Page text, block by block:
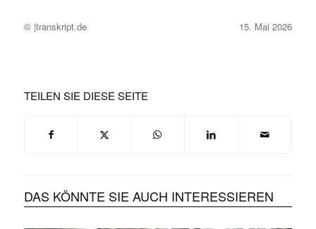
© |transkript.de 15. Mai 2026
TEILEN SIE DIESE SEITE
DAS KÖNNTE SIE AUCH INTERESSIEREN